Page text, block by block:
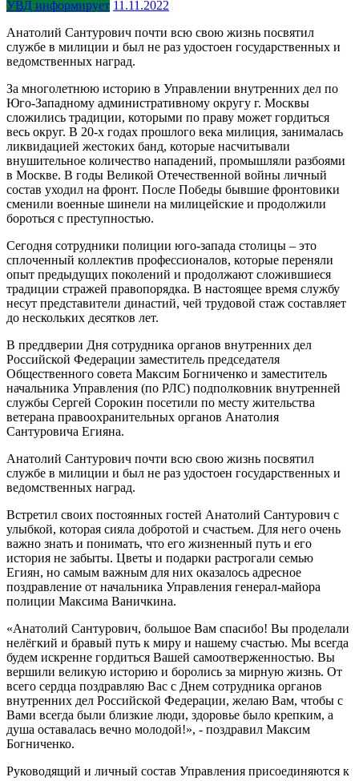
УВД информирует 11.11.2022
Анатолий Сантурович почти всю свою жизнь посвятил
службе в милиции и был не раз удостоен государственных и
ведомственных наград.
За многолетнюю историю в Управлении внутренних дел по
Юго-Западному административному округу г. Москвы
сложились традиции, которыми по праву может гордиться
весь округ. В 20-х годах прошлого века милиция, занималась
ликвидацией жестоких банд, которые насчитывали
внушительное количество нападений, промышляли разбоями
в Москве. В годы Великой Отечественной войны личный
состав уходил на фронт. После Победы бывшие фронтовики
сменили военные шинели на милицейские и продолжили
бороться с преступностью.
Сегодня сотрудники полиции юго-запада столицы – это
сплоченный коллектив профессионалов, которые переняли
опыт предыдущих поколений и продолжают сложившиеся
традиции стражей правопорядка. В настоящее время службу
несут представители династий, чей трудовой стаж составляет
до нескольких десятков лет.
В преддверии Дня сотрудника органов внутренних дел
Российской Федерации заместитель председателя
Общественного совета Максим Богниченко и заместитель
начальника Управления (по РЛС) подполковник внутренней
службы Сергей Сорокин посетили по месту жительства
ветерана правоохранительных органов Анатолия
Сантуровича Егияна.
Анатолий Сантурович почти всю свою жизнь посвятил
службе в милиции и был не раз удостоен государственных и
ведомственных наград.
Встретил своих постоянных гостей Анатолий Сантурович с
улыбкой, которая сияла добротой и счастьем. Для него очень
важно знать и понимать, что его жизненный путь и его
история не забыты. Цветы и подарки растрогали семью
Егиян, но самым важным для них оказалось адресное
поздравление от начальника Управления генерал-майора
полиции Максима Ваничкина.
«Анатолий Сантурович, большое Вам спасибо! Вы проделали
нелёгкий и бравый путь к миру и нашему счастью. Мы всегда
будем искренне гордиться Вашей самоотверженностью. Вы
вершили великую историю и боролись за мирную жизнь. От
всего сердца поздравляю Вас с Днем сотрудника органов
внутренних дел Российской Федерации, желаю Вам, чтобы с
Вами всегда были близкие люди, здоровье было крепким, а
душа оставалась вечно молодой!», - поздравил Максим
Богниченко.
Руководящий и личный состав Управления присоединяются к